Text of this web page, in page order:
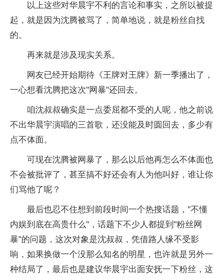
以上这些对华晨宇不利的言论和事实，之所以被提
起，就是因为沈腾被骂了，简单地说，就是粉丝自找
的。
再来就是涉及现实关系。
网友已经开始期待《王牌对王牌》新一季播出了，
一心想看沈腾把这次"网暴"还回去。
咱沈叔叔确实是一点委屈都不受的人呢，他之前说
不出华晨宇演唱的三首歌，还没能及时圆回去，多少有
点不体面。
可现在沈腾被网暴了，那么以后他再怎么不体面也
不会被批评了，甚至搞不好还会有人为他叫好，谁让你
们骂他了呢？
最后也忍不住想到前段时间一个热搜话题，"不懂
内娱到底在高贵什么"，话题下不少人都提到"粉丝网
暴"的问题，这次对象是沈叔叔，凭借路人缘不受影
响，如果换做一个没那么知名的明星，也许就是另外一
种结局了，最后也是建议华晨宇出面安抚一下粉丝，这